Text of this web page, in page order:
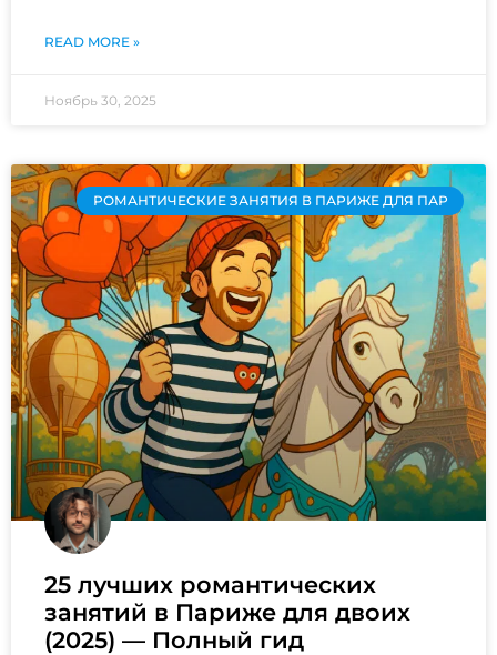
READ MORE »
Ноябрь 30, 2025
РОМАНТИЧЕСКИЕ ЗАНЯТИЯ В ПАРИЖЕ ДЛЯ ПАР
25 лучших романтических
занятий в Париже для двоих
(2025) — Полный гид